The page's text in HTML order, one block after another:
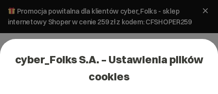
Promocja powitalna dla klientów cyber_Folks - sklep
internetowy Shoper w cenie 259 zł z kodem: CFSHOPER259
cyber_Folks S.A. – Ustawienia plików
cookies